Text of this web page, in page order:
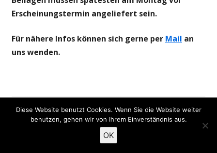
Erscheinungstermin angeliefert sein.
Für nähere Infos können sich gerne per Mail an
uns wenden.
Footer
Inhalt
Diese Website benutzt Cookies. Wenn Sie die Website weiter
benutzen, gehen wir von Ihrem Einverständnis aus.
OK